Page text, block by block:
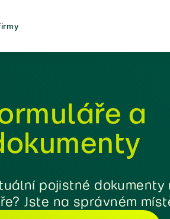
a
pojistné dokumenty
Jste na správném